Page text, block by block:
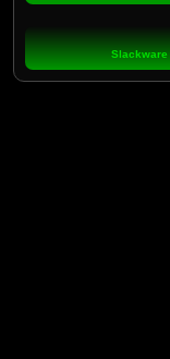
Slackware